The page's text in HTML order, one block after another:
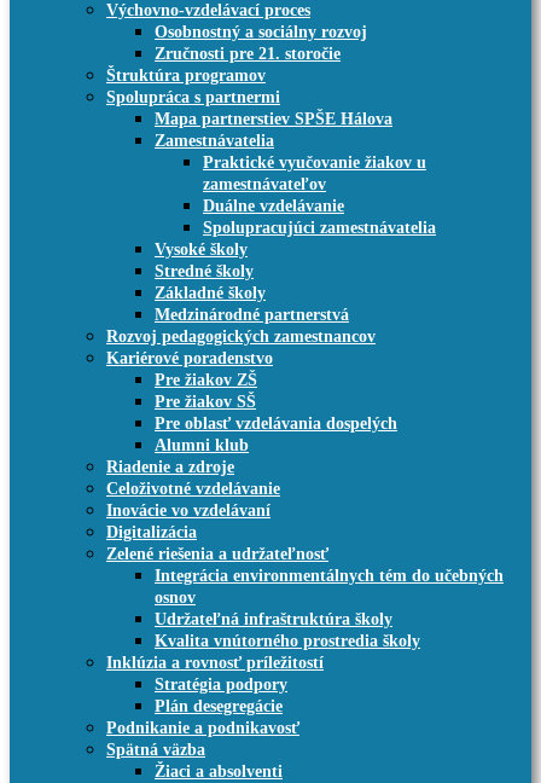
Výchovno-vzdelávací proces
Osobnostný a sociálny rozvoj
Zručnosti pre 21. storočie
Štruktúra programov
Spolupráca s partnermi
Mapa partnerstiev SPŠE Hálova
Zamestnávatelia
Praktické vyučovanie žiakov u
zamestnávateľov
Duálne vzdelávanie
Spolupracujúci zamestnávatelia
Vysoké školy
Stredné školy
Základné školy
Medzinárodné partnerstvá
Rozvoj pedagogických zamestnancov
Kariérové poradenstvo
Pre žiakov ZŠ
Pre žiakov SŠ
Pre oblasť vzdelávania dospelých
Alumni klub
Riadenie a zdroje
Celoživotné vzdelávanie
Inovácie vo vzdelávaní
Digitalizácia
Zelené riešenia a udržateľnosť
Integrácia environmentálnych tém do učebných
osnov
Udržateľná infraštruktúra školy
Kvalita vnútorného prostredia školy
Inklúzia a rovnosť príležitostí
Stratégia podpory
Plán desegregácie
Podnikanie a podnikavosť
Spätná väzba
Žiaci a absolventi